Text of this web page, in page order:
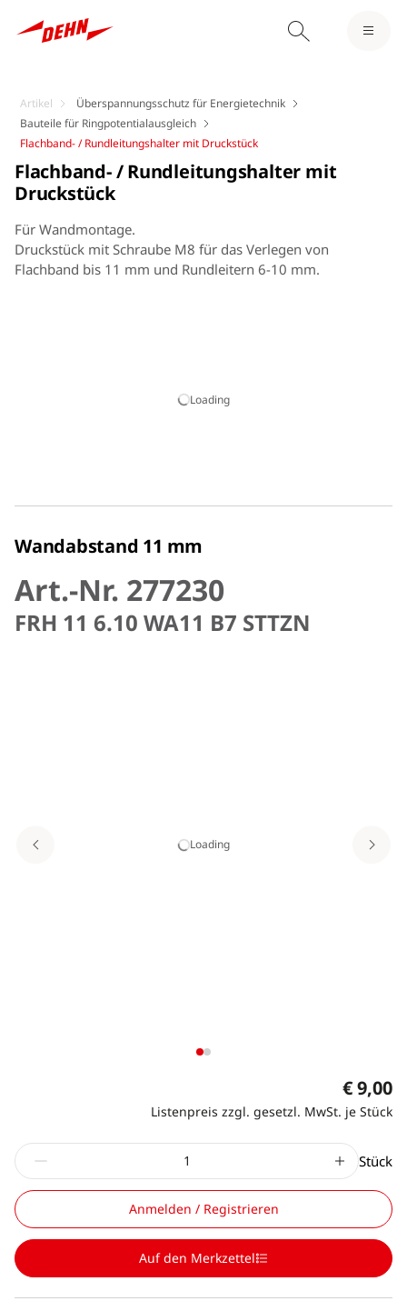
Artikel
Überspannungsschutz für Energietechnik
Bauteile für Ringpotentialausgleich
Flachband- / Rundleitungshalter mit Druckstück
Loading
Flachband- / Rundleitungshalter mit
Druckstück
Für Wandmontage.
Druckstück mit Schraube M8 für das Verlegen von
Flachband bis 11 mm und Rundleitern 6-10 mm.
Wandabstand 11 mm
Art.-Nr. 277230
FRH 11 6.10 WA11 B7 STTZN
Loading
€ 9,00
Listenpreis zzgl. gesetzl. MwSt. je Stück
Stück
Anmelden / Registrieren
Auf den Merkzettel